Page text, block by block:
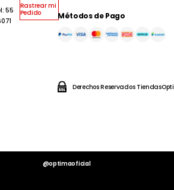
55
Rastrear mi
Pedido
Métodos de Pago
Derechos Reservados
@optimaoficial